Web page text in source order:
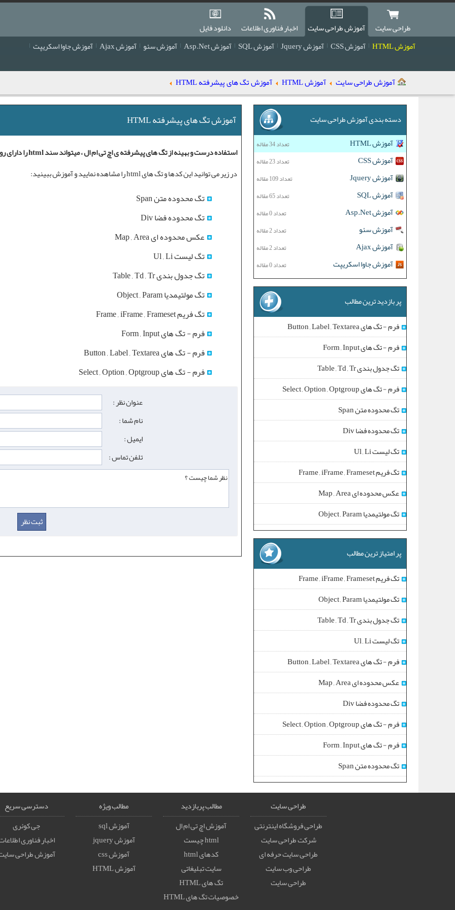
طراحی سایت آموزش طراحی سایت اخبار فناوری اطلاعات
دانلود فایل
آموزش HTML
آموزش CSS آموزش Jquery آموزش SQL آموزش Asp.Net آموزش سئو آموزش Ajax آموزش جاوا اسکریپت
آموزش طراحی سایت آموزش HTML آموزش تگ های پیشرفته HTML
آموزش تگ های پیشرفته HTML
استفاده درست و بهینه از تگ های پیشرفته ی اچ تی ام ال ، میتواند سند html را دارای روح و جذابیت کند.
در زیر می توانید این کدها و تگ های html را مشاهده نمایید و آموزش ببینید:
تگ محدوده متن Span
تگ محدوده فضا Div
عکس محدوده ای Map , Area
تگ لیست Ul , Li
تگ جدول بندی Table , Td , Tr
تگ مولتیمدیا Object , Param
تگ فریم Frame , iFrame , Frameset
فرم - تگ های Form , Input
فرم - تگ های Button , Label , Textarea
فرم - تگ های Select , Option , Optgroup
عنوان نظر :
نام شما :
ایمیل :
تلفن تماس :
دسته بندی آموزش طراحی سایت
آموزش HTML
تعداد 34 مقاله
آموزش CSS تعداد 23 مقاله
آموزش Jquery تعداد 109 مقاله
آموزش SQL تعداد 65 مقاله
آموزش Asp.Net تعداد 0 مقاله
آموزش سئو تعداد 2 مقاله
آموزش Ajax تعداد 2 مقاله
آموزش جاوا اسکریپت تعداد 0 مقاله
پر بازدید ترین مطالب
فرم - تگ های Button , Label , Textarea
فرم - تگ های Form , Input
تگ جدول بندی Table , Td , Tr
فرم - تگ های Select , Option , Optgroup
تگ محدوده متن Span
تگ محدوده فضا Div
تگ لیست Ul , Li
تگ فریم Frame , iFrame , Frameset
عکس محدوده ای Map , Area
تگ مولتیمدیا Object , Param
پر امتیاز ترین مطالب
تگ فریم Frame , iFrame , Frameset
تگ مولتیمدیا Object , Param
تگ جدول بندی Table , Td , Tr
تگ لیست Ul , Li
فرم - تگ های Button , Label , Textarea
عکس محدوده ای Map , Area
تگ محدوده فضا Div
فرم - تگ های Select , Option , Optgroup
فرم - تگ های Form , Input
تگ محدوده متن Span
طراحی سایت
طراحی فروشگاه اینترنتی
شرکت طراحی سایت
طراحی سایت حرفه ای
طراحی وب سایت
طراحی سایت
مطالب پربازدید
آموزش اچ تی ام ال
html چیست
کدهای html
سایت تبلیغاتی
تگ های HTML
خصوصيات تگ های HTML
مطالب ویژه
آموزش sql
آموزش jquery
آموزش css
آموزش HTML
دسترسی سریع
جی کوئری
اخبار فناوری
آموزش طراحی